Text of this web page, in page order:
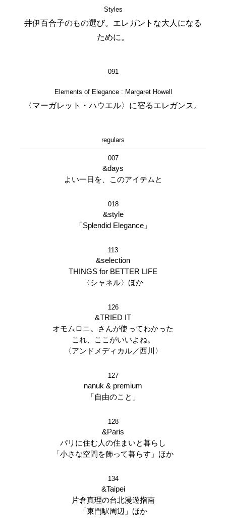
Styles
井伊百合子のもの選び。エレガントな大人になる
ために。
091
Elements of Elegance : Margaret Howell
〈マーガレット・ハウエル〉に宿るエレガンス。
regulars
007
&days
よい一日を、このアイテムと
018
&style
「Splendid Elegance」
113
&selection
THINGS for BETTER LIFE
〈シャネル〉ほか
126
&TRIED IT
オモムロニ。さんが使ってわかった
これ、ここがいいよね。
〈アンドメディカル／西川〉
127
nanuk & premium
「自由のこと」
128
&Paris
パリに住む人の住まいと暮らし
「小さな空間を飾って暮らす」ほか
134
&Taipei
片倉真理の台北漫遊指南
「東門駅周辺」ほか